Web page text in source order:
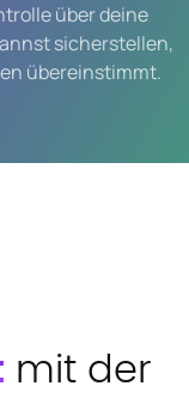
über deine
sicherstellen,
übereinstimmt.
mit der